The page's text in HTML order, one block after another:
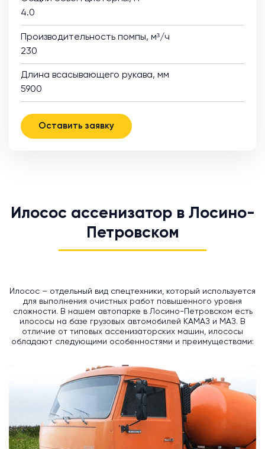
4.0
Производительность помпы, м³/ч
230
Длина всасывающего рукава, мм
5900
Оставить заявку
Илосос ассенизатор в Лосино-
Петровском
Илосос – отдельный вид спецтехники, который используется
для выполнения очистных работ повышенного уровня
сложности. В нашем автопарке в Лосино-Петровском есть
илососы на базе грузовых автомобилей КАМАЗ и МАЗ. В
отличие от типовых ассенизаторских машин, илососы
обладают следующими особенностями и преимуществами: